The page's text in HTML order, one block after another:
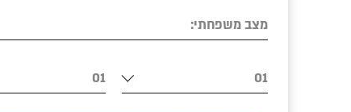
מצב משפחתי:
01
01